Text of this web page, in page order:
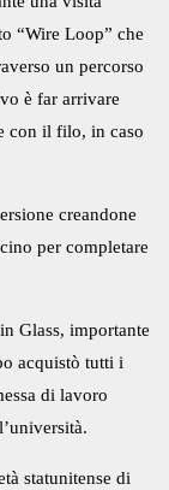
“Wire Loop” che
un percorso
è far arrivare
con il filo, in caso
creandone
per completare
Glass, importante
acquistò tutti i
di lavoro
statunitense di